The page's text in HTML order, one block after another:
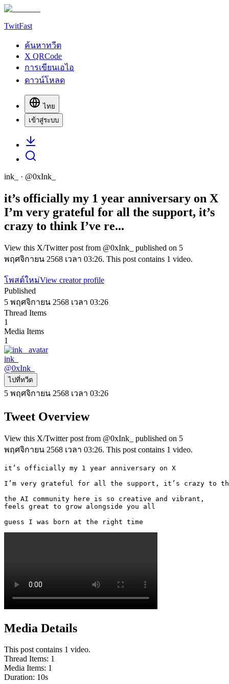
TwitFast
ค้นหาทวีต
X QRCode
การเขียนเอไอ
ดาวน์โหลด
ไทย
เข้าสู่ระบบ
ink_ · @0xInk_
it’s officially my 1 year anniversary on X
I’m very grateful for all the support, it’s
crazy to think I’ve re...
View this X/Twitter post from @0xInk_ published on 5
พฤศจิกายน 2568 เวลา 03:26. This post contains 1 video.
โพสต์ใหม่View creator profile
Published
5 พฤศจิกายน 2568 เวลา 03:26
Thread Items
1
Media Items
1
ink_
@0xInk_
ไปที่ทวีต
5 พฤศจิกายน 2568 เวลา 03:26
Tweet Overview
View this X/Twitter post from @0xInk_ published on 5
พฤศจิกายน 2568 เวลา 03:26. This post contains 1 video.
it’s officially my 1 year anniversary on X
I’m very grateful for all the support, it’s crazy to
the AI community here is so creative and vibrant,
feels great to grow alongside you all
guess I was born at the right time
Media Details
This post contains 1 video.
Thread Items: 1
Media Items: 1
Duration: 10s